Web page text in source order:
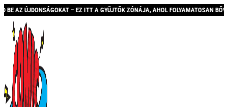
– EZ ITT A GYŰJTŐK ZÓNÁJA, AHOL FOLYAMATOSAN BŐVÜLŐ KÍNÁLATTAL